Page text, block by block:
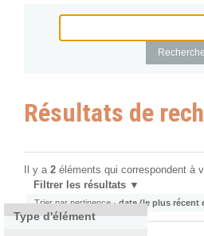
Résultats de
Il y a 2 éléments qui correspondent à
Filtrer les résultats
Type d'élément
Trier par pertinence · date (le plus récent